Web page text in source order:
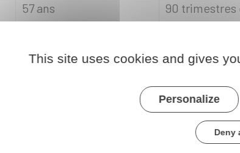
57 ans 90 trimestres
70 trimestres
100
90
This site uses cookies and gives
Personalize
Deny